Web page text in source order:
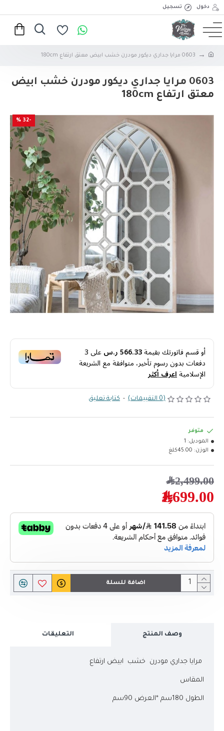
دخول تسجيل
0603 مرايا جداري ديكور مودرن خشب ابيض معتق ارتفاع 180cm
0603 مرايا جداري ديكور مودرن خشب ابيض
معتق ارتفاع 180cm
-32 %
أو قسم فاتورتك بقيمة566.33 ر.س على3
دفعات بدون رسوم تأخير، متوافقة مع الشريعة
الإسلاميةاعرف أكثر
(0 التقييمات) - كتابة تعليق
1,699.00﷼
2,499.00﷼
متوفر
الموديل: 1
الوزن: 45.00كلغ
اضافة للسلة
وصف المنتج التعليقات
مرايا جداري مودرن خشب ابيض ارتفاع
المقاس
الطول 180سم *العرض 90سم